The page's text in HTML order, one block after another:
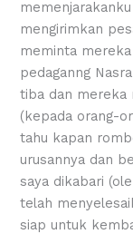
mengirimkan
meminta
pedaganng
tiba dan mereka
(kepada orang-
tahu kapan
urusannya dan
saya dikabari
telah
siap untuk